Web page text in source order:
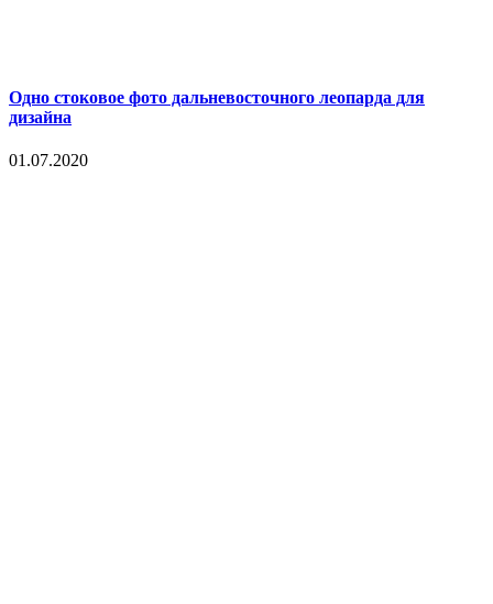
Одно стоковое фото дальневосточного леопарда для
дизайна
01.07.2020